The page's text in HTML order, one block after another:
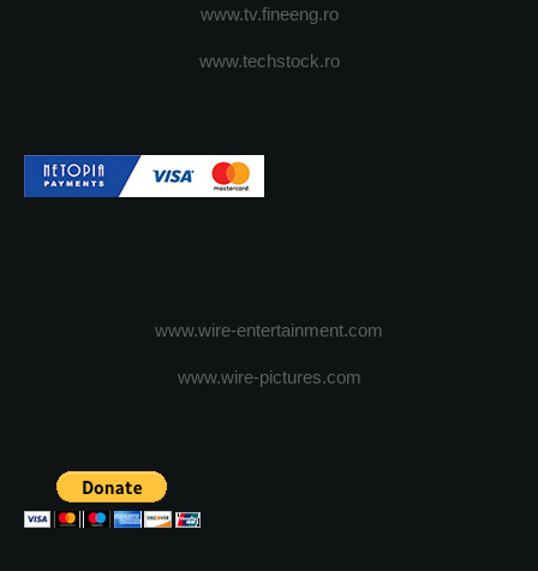
www.tv.fineeng.ro
www.techstock.ro
www.wire-entertainment.com
www.wire-pictures.com